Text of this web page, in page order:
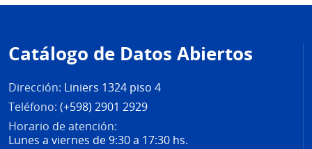
de
página
Catálogo de Datos Abiertos
Dirección: Liniers 1324 piso 4
Teléfono: (+598) 2901 2929
Horario de atención:
Lunes a viernes de 9:30 a 17:30 hs.